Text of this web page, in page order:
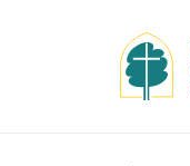
k
i
p
t